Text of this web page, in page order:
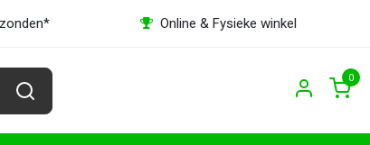
Online & Fysieke winkel
0